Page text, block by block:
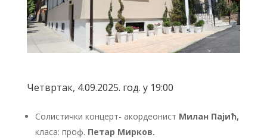
Четвртак, 4.09.2025. год. у 19:00
Солистички концерт- акордеонист Милан Пајић,
класа: проф. Петар Мирков.